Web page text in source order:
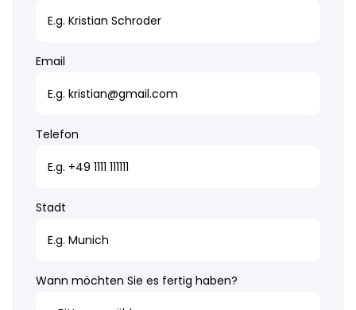
Email
Telefon
Stadt
Wann möchten Sie es fertig haben?